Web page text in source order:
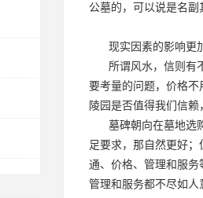
公墓的，可以说是名副
现实因素的影响更
所谓风水，信则有
要考量的问题，价格
陵园是否值得我们信赖
墓碑朝向在墓地选
足要求，那自然更好
通、价格、管理和服务
管理和服务都不尽如人